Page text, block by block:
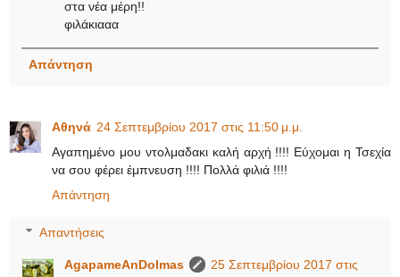
στα νέα μέρη!!
φιλάκιααα
Απάντηση
Αθηνά 24 Σεπτεμβρίου 2017 στις 11:50 μ.μ.
Αγαπημένο μου ντολμαδακι καλή αρχή !!!! Εύχομαι η Τσεχία
να σου φέρει έμπνευση !!!! Πολλά φιλιά !!!!
Απάντηση
Απαντήσεις
AgapameAnDolmas
25 Σεπτεμβρίου 2017 στις